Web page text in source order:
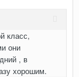
класс,
они
, в
хорошим.